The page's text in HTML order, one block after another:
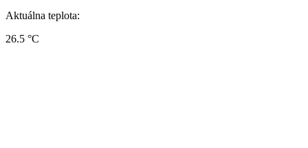
Aktuálna teplota:
26.5 °C